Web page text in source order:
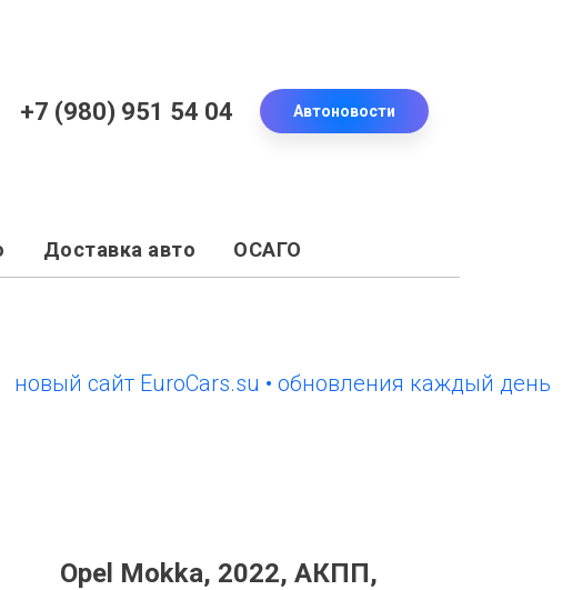
+7 (980) 951 54 04 Автоновости
Доставка авто ОСАГО
сайт EuroCars.su • обновления каждый день
Opel Mokka, 2022, АКПП,